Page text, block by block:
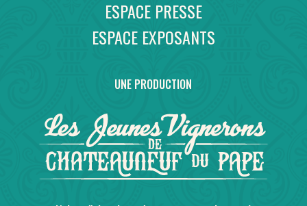
ESPACE PRESSE
ESPACE EXPOSANTS
UNE PRODUCTION